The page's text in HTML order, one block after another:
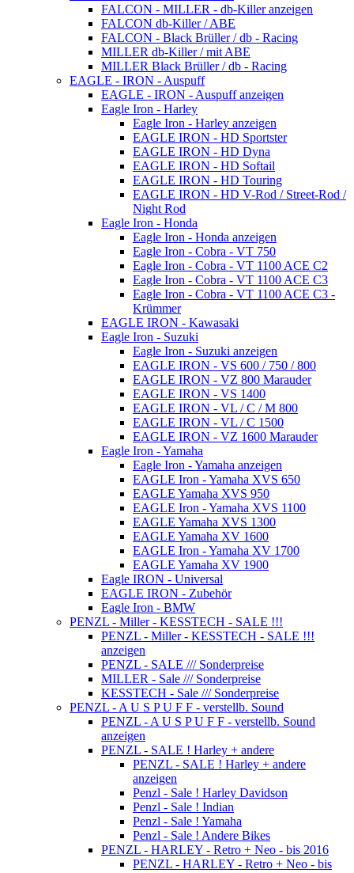
FALCON - MILLER - db-Killer anzeigen
FALCON db-Killer / ABE
FALCON - Black Brüller / db - Racing
MILLER db-Killer / mit ABE
MILLER Black Brüller / db - Racing
EAGLE - IRON - Auspuff
EAGLE - IRON - Auspuff anzeigen
Eagle Iron - Harley
Eagle Iron - Harley anzeigen
EAGLE IRON - HD Sportster
EAGLE IRON - HD Dyna
EAGLE IRON - HD Softail
EAGLE IRON - HD Touring
EAGLE IRON - HD V-Rod / Street-Rod /
Night Rod
Eagle Iron - Honda
Eagle Iron - Honda anzeigen
Eagle Iron - Cobra - VT 750
Eagle Iron - Cobra - VT 1100 ACE C2
Eagle Iron - Cobra - VT 1100 ACE C3
Eagle Iron - Cobra - VT 1100 ACE C3 -
Krümmer
EAGLE IRON - Kawasaki
Eagle Iron - Suzuki
Eagle Iron - Suzuki anzeigen
EAGLE IRON - VS 600 / 750 / 800
EAGLE IRON - VZ 800 Marauder
EAGLE IRON - VS 1400
EAGLE IRON - VL / C / M 800
EAGLE IRON - VL / C 1500
EAGLE IRON - VZ 1600 Marauder
Eagle Iron - Yamaha
Eagle Iron - Yamaha anzeigen
EAGLE Iron - Yamaha XVS 650
EAGLE Yamaha XVS 950
EAGLE Iron - Yamaha XVS 1100
EAGLE Yamaha XVS 1300
EAGLE Yamaha XV 1600
EAGLE Iron - Yamaha XV 1700
EAGLE Yamaha XV 1900
Eagle IRON - Universal
EAGLE IRON - Zubehör
Eagle Iron - BMW
PENZL - Miller - KESSTECH - SALE !!!
PENZL - Miller - KESSTECH - SALE !!!
anzeigen
PENZL - SALE /// Sonderpreise
MILLER - Sale /// Sonderpreise
KESSTECH - Sale /// Sonderpreise
PENZL - A U S P U F F - verstellb. Sound
PENZL - A U S P U F F - verstellb. Sound
anzeigen
PENZL - SALE ! Harley + andere
PENZL - SALE ! Harley + andere
anzeigen
Penzl - Sale ! Harley Davidson
Penzl - Sale ! Indian
Penzl - Sale ! Yamaha
Penzl - Sale ! Andere Bikes
PENZL - HARLEY - Retro + Neo - bis 2016
PENZL - HARLEY - Retro + Neo - bis